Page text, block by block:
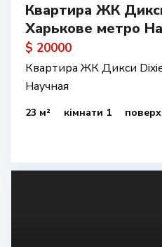
Квартира ЖК
Харькове метро
$ 20000
Квартира ЖК Дикси
Научная
23 м² кімнати 1